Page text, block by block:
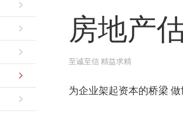
房地产
至诚至信 精益求精
为企业架起资本的桥梁